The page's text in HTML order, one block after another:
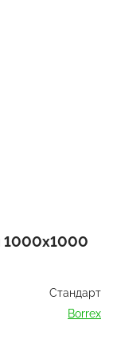
1000х1000
Стандарт
Borrex